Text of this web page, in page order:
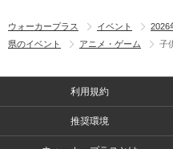
ウォーカープラス イベント 2026
県のイベント
アニメ・ゲーム 子
利用規約
推奨環境